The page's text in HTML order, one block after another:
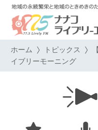
ホーム トピックス
イブリーモーニング